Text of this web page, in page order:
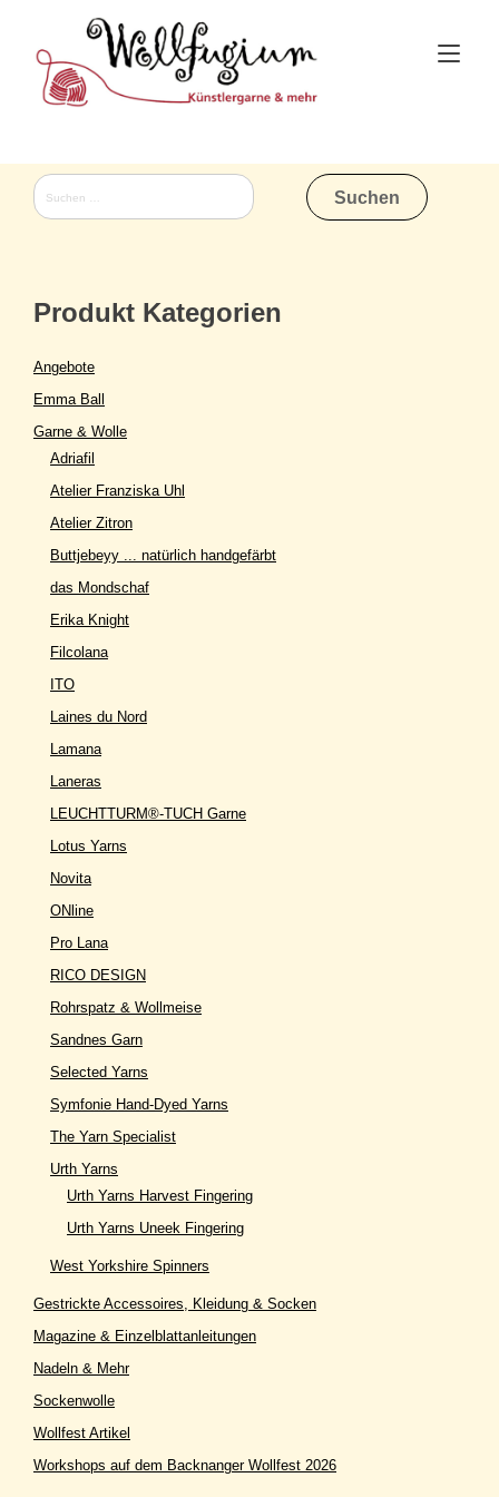
content
Suchen
nach:
Produkt Kategorien
Angebote
Emma Ball
Garne & Wolle
Adriafil
Atelier Franziska Uhl
Atelier Zitron
Buttjebeyy ... natürlich handgefärbt
das Mondschaf
Erika Knight
Filcolana
ITO
Laines du Nord
Lamana
Laneras
LEUCHTTURM®-TUCH Garne
Lotus Yarns
Novita
ONline
Pro Lana
RICO DESIGN
Rohrspatz & Wollmeise
Sandnes Garn
Selected Yarns
Symfonie Hand-Dyed Yarns
The Yarn Specialist
Urth Yarns
Urth Yarns Harvest Fingering
Urth Yarns Uneek Fingering
West Yorkshire Spinners
Gestrickte Accessoires, Kleidung & Socken
Magazine & Einzelblattanleitungen
Nadeln & Mehr
Sockenwolle
Wollfest Artikel
Workshops auf dem Backnanger Wollfest 2026